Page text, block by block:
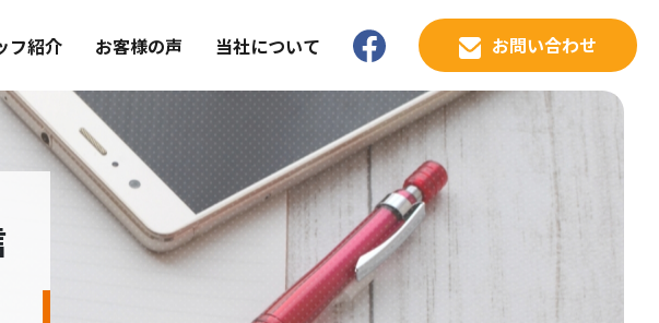
フ紹介 お客様の声 当社について お問い合わせ